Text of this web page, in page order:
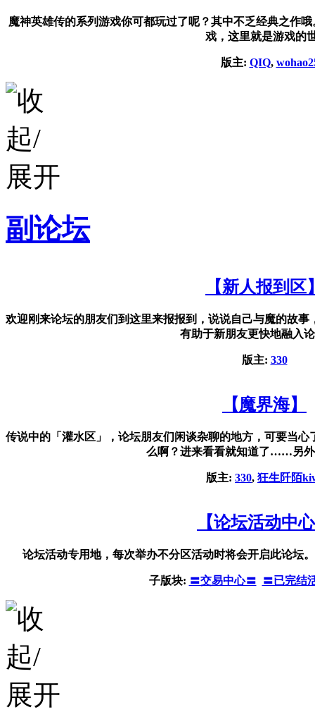
魔神英雄传的系列游戏你可都玩过了呢？其中不乏经典之作
戏，这里就是游戏的
版主: QIQ,
副论坛
【新人报到区
欢迎刚来论坛的朋友们到这里来报报到，说说自己与魔的故
有助于新朋友更快地融入
版主: 330
【魔界海】
传说中的「灌水区」，论坛朋友们闲谈杂聊的地方，可要当
么啊？进来看看就知道了……另
版主: 330, 狂生阡陌
【论坛活动中
论坛活动专用地，每次举办不分区活动时将会开启此论坛
子版块: 〓交易中心〓 〓已完结